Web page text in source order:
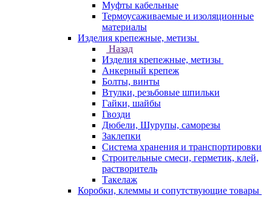
Муфты кабельные
Термоусаживаемые и изоляционные
материалы
Изделия крепежные, метизы
Назад
Изделия крепежные, метизы
Анкерный крепеж
Болты, винты
Втулки, резьбовые шпильки
Гайки, шайбы
Гвозди
Дюбели, Шурупы, саморезы
Заклепки
Система хранения и транспортировки
Строительные смеси, герметик, клей,
растворитель
Такелаж
Коробки, клеммы и сопутствующие товары